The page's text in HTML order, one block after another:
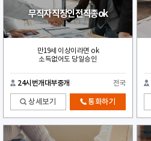
무직자 직장인 전직종ok
만19세 이상이라면 ok
소득없어도 당일승인
24시번개대부중개 전국
상세보기 통화하기